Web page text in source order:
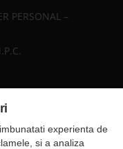
PERSONAL –
Suceava
experienta de
si a analiza